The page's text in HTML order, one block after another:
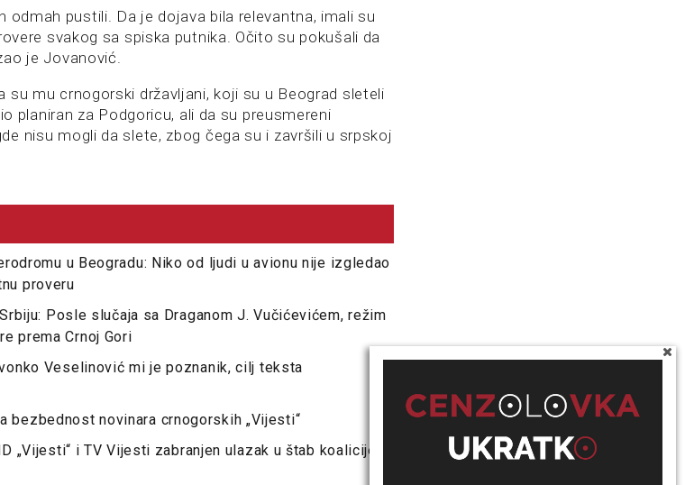
odmah pustili. Da je dojava bila relevantna, imali su
svakog sa spiska putnika. Očito su pokušali da
je Jovanović.
su mu crnogorski državljani, koji su u Beograd sleteli
planiran za Podgoricu, ali da su preusmereni
nisu mogli da slete, zbog čega su i završili u srpskoj
u Beogradu: Niko od ljudi u avionu nije izgledao
proveru
Posle slučaja sa Draganom J. Vučićevićem, režim
prema Crnoj Gori
Veselinović mi je poznanik, cilj teksta
bezbednost novinara crnogorskih „Vijesti“
„Vijesti“ i TV Vijesti zabranjen ulazak u štab koalicije